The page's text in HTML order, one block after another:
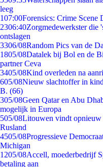
leeg
107:00Forensics: Crime Scene
2306:40Zorgmedewerkster die
ontslagen
3306/08Random Pics van de
1805/08Datalek bij Bol en de
partner Ceva
3405/08Kind overleden na
605/08Nieuw slachtoffer in
B. (66)
305/08Geen Qatar en Abu
mogelijk in Europa
505/08Litouwen vindt opnieuw
Rusland
4505/08Progressieve
Michigan
1205/08Accell, moederbedrijf
betaling aan